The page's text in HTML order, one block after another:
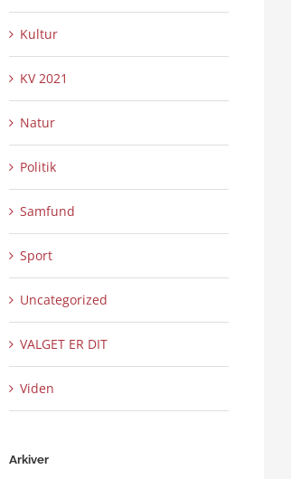
0 Kommentarer 21/07/2026
Kultur
KV 2021
Natur
Politik
Samfund
Sport
Uncategorized
VALGET ER DIT
Viden
Arkiver